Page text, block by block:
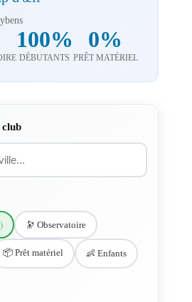
100%
DÉBUTANTS
0%
PRÊT MATÉRIEL
club
🔭 Observatoire
📦 Prêt matériel 👶 Enfants